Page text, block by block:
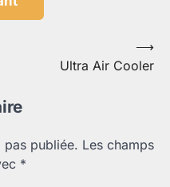
Ultra Air Cooler
⟶
pas publiée. Les champs
*